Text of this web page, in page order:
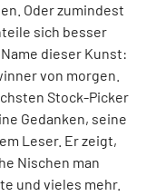
Oder zumindest
sich besser
dieser Kunst:
von morgen.
Stock-Picker
Gedanken, seine
Leser. Er zeigt,
Nischen man
und vieles mehr.